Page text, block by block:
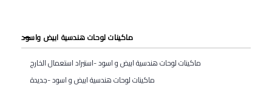
ماكينات لوحات هندسية ابيض واسود
ماكينات لوحات هندسية ابيض و اسود -استيراد استعمال الخارج
ماكينات لوحات هندسية ابيض و اسود -جديدة